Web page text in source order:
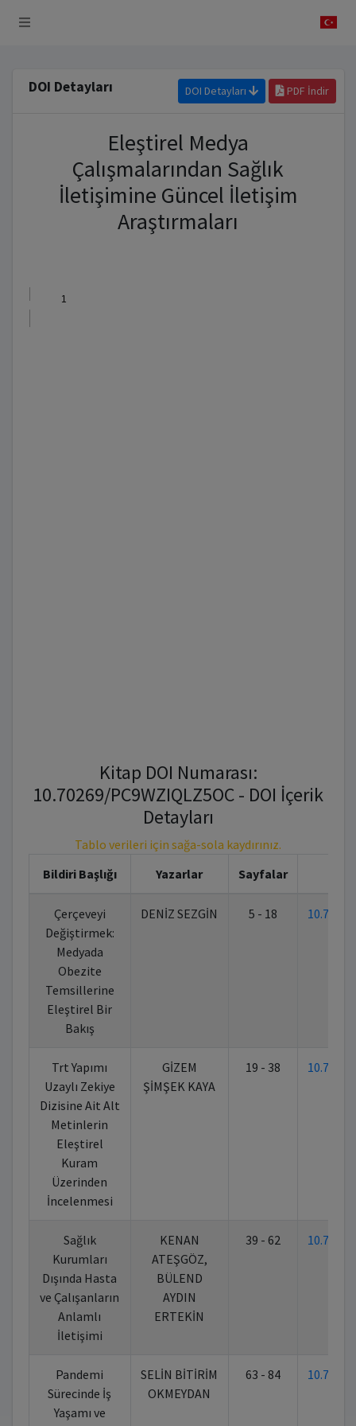
DOI Detayları DOI Detayları PDF İndir
Eleştirel Medya
Çalışmalarından Sağlık
İletişimine Güncel İletişim
Araştırmaları
Kitap DOI Numarası:
10.70269/PC9WZIQLZ5OC - DOI İçerik
Detayları
Tablo verileri için sağa-sola kaydırınız.
Bildiri Başlığı
Yazarlar Sayfalar
Çerçeveyi
Değiştirmek:
Medyada
Obezite
Temsillerine
Eleştirel Bir
Bakış
DENİZ SEZGİN 5 - 18
Trt Yapımı
Uzaylı Zekiye
Dizisine Ait Alt
Metinlerin
Eleştirel
Kuram
Üzerinden
İncelenmesi
GİZEM
ŞİMŞEK KAYA
19 - 38
Sağlık
Kurumları
Dışında Hasta
ve Çalışanların
Anlamlı
İletişimi
KENAN
ATEŞGÖZ,
BÜLEND
AYDIN
ERTEKİN
39 - 62
Pandemi
Sürecinde İş
Yaşamı ve
SELİN BİTİRİM
OKMEYDAN
63 - 84